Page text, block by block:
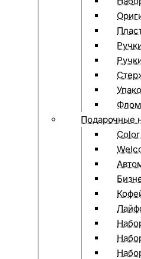
Подарочные